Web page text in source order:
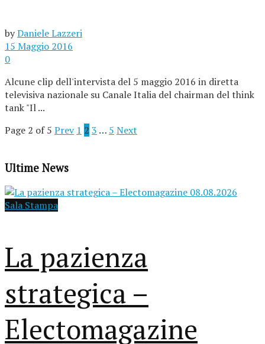
byDaniele Lazzeri
15 Maggio 2016
0
Alcune clip dell'intervista del 5 maggio 2016 in diretta
televisiva nazionale su Canale Italia del chairman del think
tank "Il ...
Page 2 of 5 Prev 1 2 3 … 5 Next
Ultime News
Sala Stampa
La pazienza
strategica –
Electomagazine